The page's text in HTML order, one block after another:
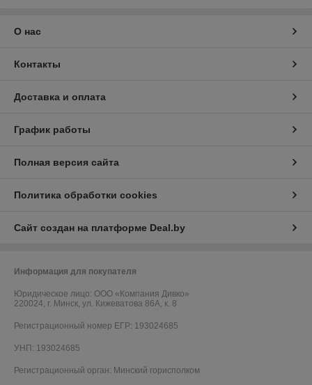
О нас
Контакты
Доставка и оплата
График работы
Полная версия сайта
Политика обработки cookies
Сайт создан на платформе Deal.by
Информация для покупателя
Юридическое лицо: ООО «Компания Дивко»
220024, г. Минск, ул. Кижеватова 86А, к. 8
Регистрационный номер ЕГР: 193024685
УНП: 193024685
Регистрационный орган: Минский горисполком